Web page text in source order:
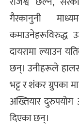
गैरकानुनी
कमाउनेहरूविरुद्ध
दायरामा ल्याउन
छन्। उनीहरूले
भट्ट र शंकर ग्रुपका
अख्तियार
दिएका छन्।